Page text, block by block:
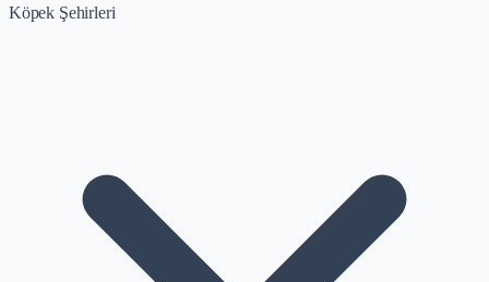
Köpek Şehirleri